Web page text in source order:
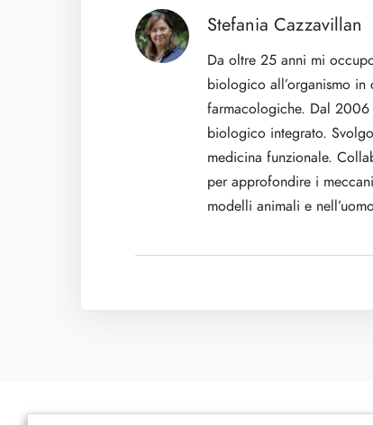
Stefania Cazzavillan
Da oltre 25 anni mi
biologico all’organismo
farmacologiche. Dal
biologico integrato.
medicina funzionale.
per approfondire i
modelli animali e